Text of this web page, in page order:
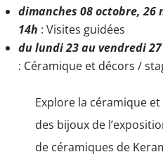
dimanches 08 octobre, 26
14h : Visites guidées
du lundi 23 au vendredi
: Céramique et décors /
Explore la céramique
des bijoux de
de céramiques de